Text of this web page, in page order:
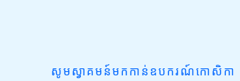
សូមស្វាគមន៍មកកាន់ឧបករណ៍កោសិកា